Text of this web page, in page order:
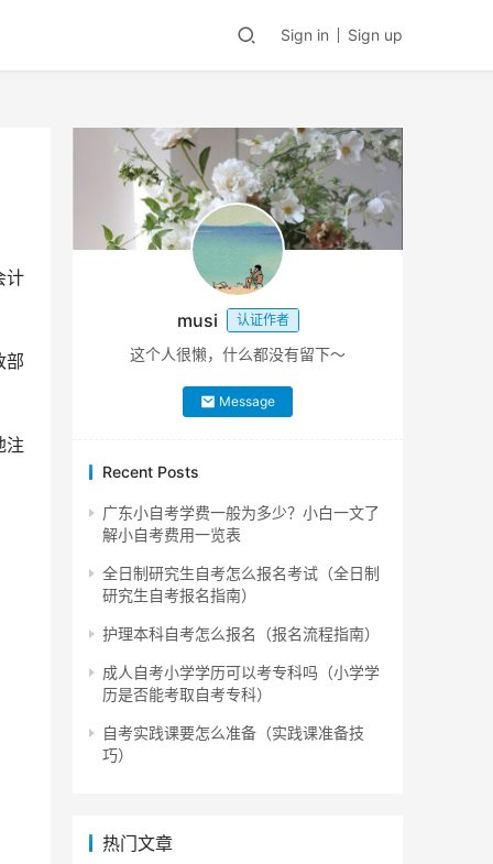
Sign in Sign up
计
部
注
musi 认证作者
这个人很懒，什么都没有留下～
Message
Recent Posts
广东小自考学费一般为多少？小白一文了
解小自考费用一览表
全日制研究生自考怎么报名考试（全日制
研究生自考报名指南）
护理本科自考怎么报名（报名流程指南）
成人自考小学学历可以考专科吗（小学学
历是否能考取自考专科）
自考实践课要怎么准备（实践课准备技
巧）
热门文章